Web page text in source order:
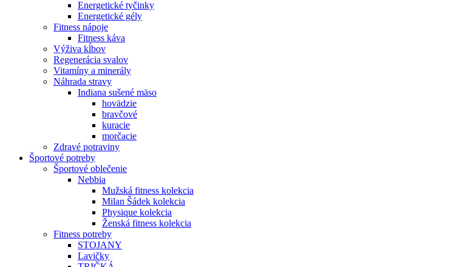
Energetické tyčinky
Energetické gély
Fitness nápoje
Fitness káva
Výživa kĺbov
Regenerácia svalov
Vitamíny a minerály
Náhrada stravy
Indiana sušené mäso
hovädzie
bravčové
kuracie
morčacie
Zdravé potraviny
Športové potreby
Športové oblečenie
Nebbia
Mužská fitness kolekcia
Milan Šádek kolekcia
Physique kolekcia
Ženská fitness kolekcia
Fitness potreby
STOJANY
Lavičky